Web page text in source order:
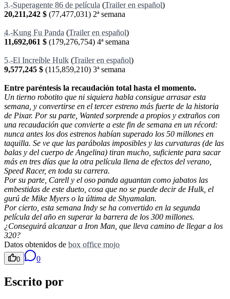
3.-Superagente 86 de película (Trailer en español)
20,211,242 $ (77,477,031) 2ª semana
4.-Kung Fu Panda (Trailer en español)
11,692,061 $ (179,276,754) 4ª semana
5.-El Increíble Hulk (Trailer en español)
9,577,245 $ (115,859,210) 3ª semana
Entre paréntesis la recaudación total hasta el momento.
Un tierno robotito que ni siquiera habla consigue arrasar esta
semana, y convertirse en el tercer estreno más fuerte de la historia
de Pixar. Por su parte, Wanted sorprende a propios y extraños con
una recaudación que convierte a este fin de semana en un récord:
nunca antes los dos estrenos habían superado los 50 millones en
taquilla. Se ve que las parábolas imposibles y las curvaturas (de las
balas y del cuerpo de Angelina) tiran mucho, suficiente para sacar
más en tres días que la otra película llena de efectos del verano,
Speed Racer, en toda su carrera.
Por su parte, Carell y el oso panda aguantan como jabatos las
embestidas de este dueto, cosa que no se puede decir de Hulk, el
gurú de Mike Myers o la última de Shyamalan.
Por cierto, esta semana Indy se ha convertido en la segunda
película del año en superar la barrera de los 300 millones.
¿Conseguirá alcanzar a Iron Man, que lleva camino de llegar a los
320?
Datos obtenidos de box office mojo
0 0
Escrito por